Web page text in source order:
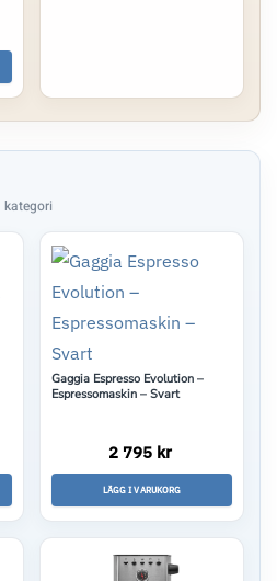
Gaggia Espresso Evolution –
Espressomaskin – Svart
2 795 kr
LÄGG I VARUKORG